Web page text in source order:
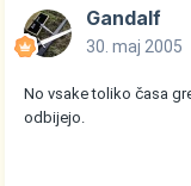
Gandalf
30. maj 2005
No vsake toliko časa
odbijejo.